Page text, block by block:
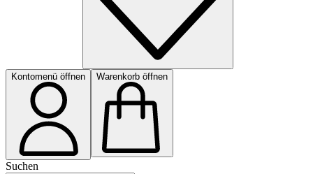
Kontomenü öffnen Warenkorb öffnen
Suchen